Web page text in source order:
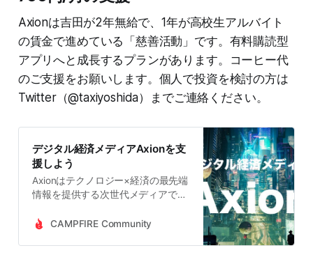
Axionは吉田が2年無給で、1年が高校生アルバイト
の賃金で進めている「慈善活動」です。有料購読型
アプリへと成長するプランがあります。コーヒー代
のご支援をお願いします。個人で投資を検討の方は
Twitter（@taxiyoshida）までご連絡ください。
デジタル経済メディアAxionを支
援しよう
Axionはテクノロジー×経済の最先端
情報を提供する次世代メディアで
調査と分析によって信頼度の高い情
CAMPFIRE Community